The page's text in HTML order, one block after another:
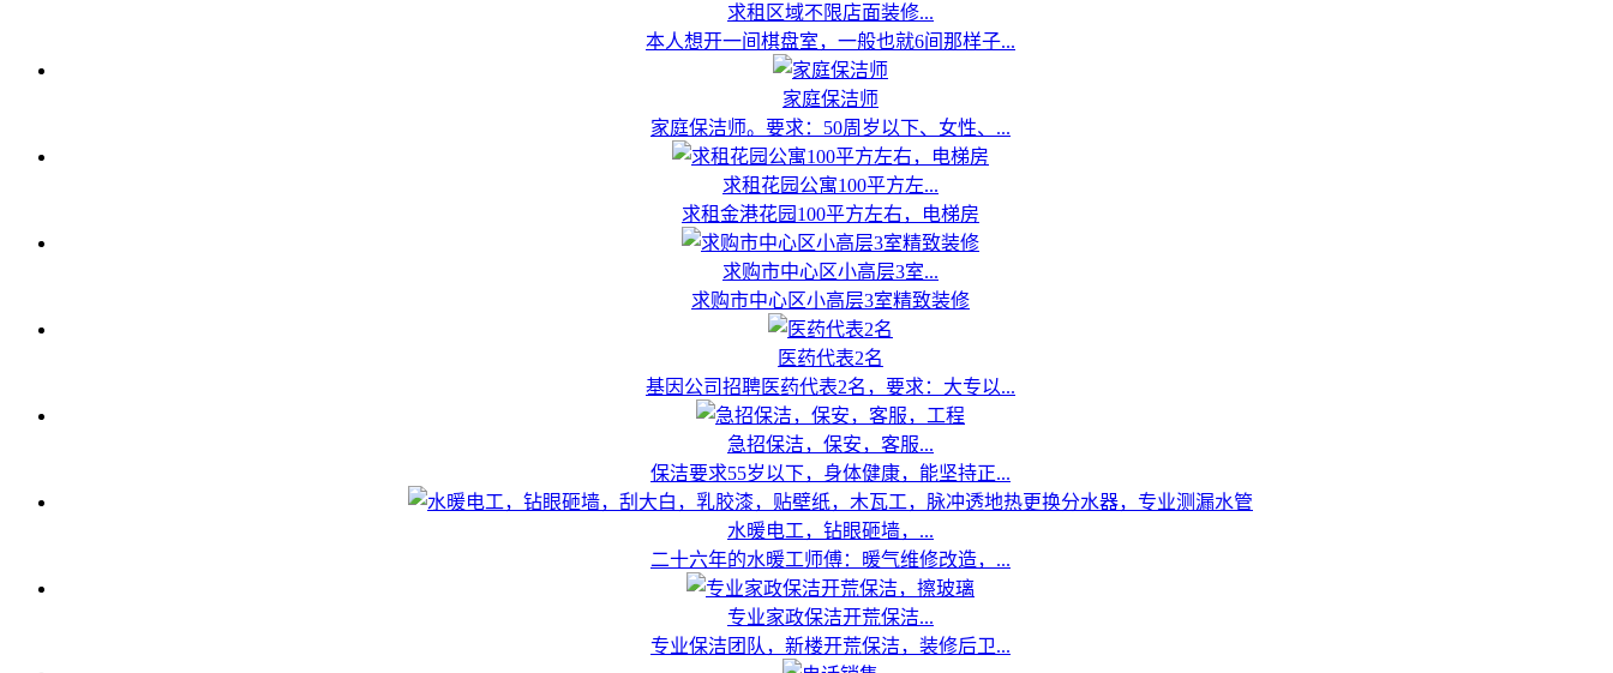
求租区域不限店面装修...
本人想开一间棋盘室，一般也就6间那样子...
家庭保洁师
家庭保洁师。要求：50周岁以下、女性、...
求租花园公寓100平方左...
求租金港花园100平方左右，电梯房
求购市中心区小高层3室...
求购市中心区小高层3室精致装修
医药代表2名
基因公司招聘医药代表2名，要求：大专以...
急招保洁，保安，客服...
保洁要求55岁以下，身体健康，能坚持正...
水暖电工，钻眼砸墙，...
二十六年的水暖工师傅：暖气维修改造，...
专业家政保洁开荒保洁...
专业保洁团队，新楼开荒保洁，装修后卫...